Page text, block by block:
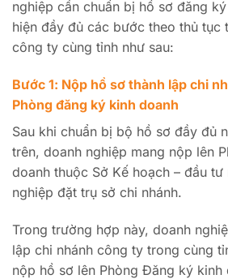
nghiệp cần chuẩn bị hồ sơ đăng
hiện đầy đủ các bước theo thủ tục
công ty cùng tỉnh như sau:
Bước 1: Nộp hồ sơ thành lập chi
Phòng đăng ký kinh doanh
Sau khi chuẩn bị bộ hồ sơ đầy đủ
trên, doanh nghiệp mang nộp lên
doanh thuộc Sở Kế hoạch – đầu
nghiệp đặt trụ sở chi nhánh.
Trong trường hợp này, doanh
lập chi nhánh công ty trong cùng
nộp hồ sơ lên Phòng Đăng ký kinh